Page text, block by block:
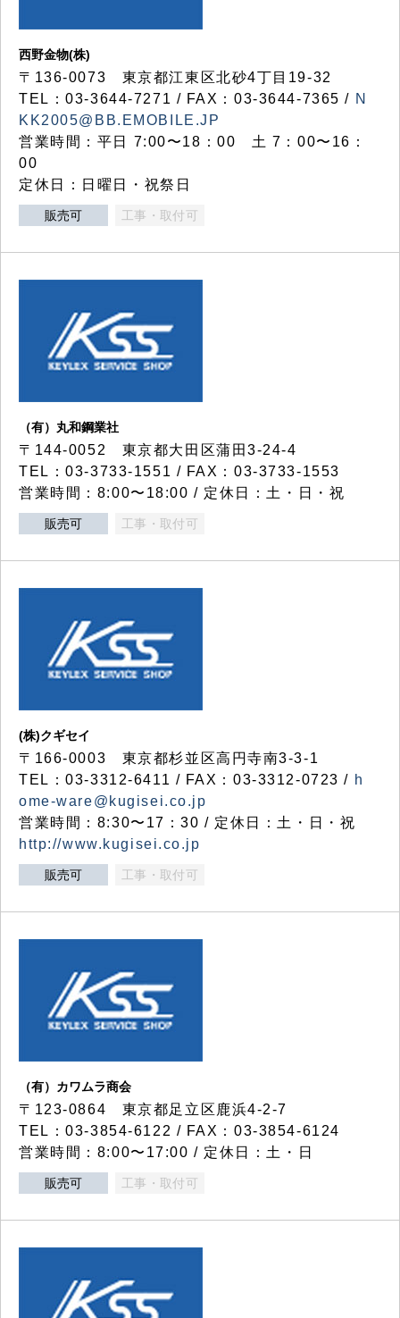
西野金物(株)
〒136-0073 東京都江東区北砂4丁目19-32
TEL：03‐3644‐7271 / FAX：03-3644-7365 / N
KK2005@BB.EMOBILE.JP
営業時間：平日 7:00〜18：00 土 7：00〜16：
00
定休日：日曜日・祝祭日
販売可 工事・取付可
（有）丸和鋼業社
〒144-0052 東京都大田区蒲田3-24-4
TEL：03-3733-1551 / FAX：03-3733-1553
営業時間：8:00〜18:00 / 定休日：土・日・祝
販売可 工事・取付可
(株)クギセイ
〒166-0003 東京都杉並区高円寺南3-3-1
TEL：03-3312-6411 / FAX：03-3312-0723 / h
ome-ware@kugisei.co.jp
営業時間：8:30〜17：30 / 定休日：土・日・祝
http://www.kugisei.co.jp
販売可 工事・取付可
（有）カワムラ商会
〒123-0864 東京都足立区鹿浜4-2-7
TEL：03-3854-6122 / FAX：03-3854-6124
営業時間：8:00〜17:00 / 定休日：土・日
販売可 工事・取付可